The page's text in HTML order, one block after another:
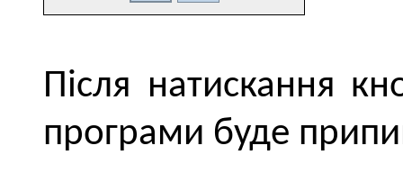
Після натискання
програми буде